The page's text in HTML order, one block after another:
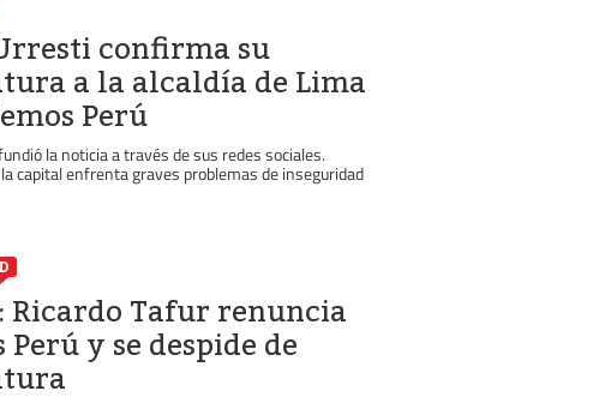
confirma su
a la alcaldía de Lima
Perú
la noticia a través de sus redes sociales.
capital enfrenta graves problemas de inseguridad
Tafur renuncia
Perú y se despide de